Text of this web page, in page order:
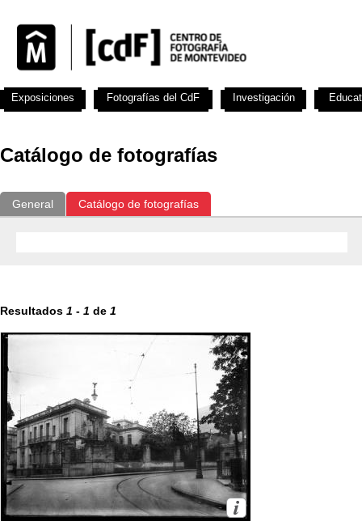
Catálogo de fotografías
General Catálogo de fotografías
Resultados 1 - 1 de 1
Exposiciones Fotografías del CdF Investigación